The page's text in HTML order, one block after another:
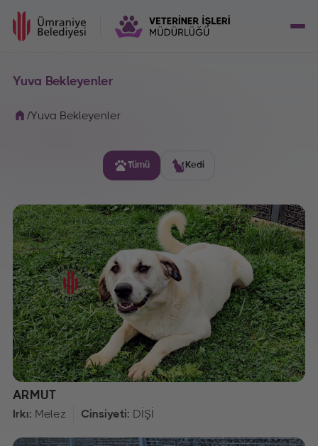
Yuva Bekleyenler
/Yuva Bekleyenler
Tümü Kedi
ARMUT
Irkı: Melez Cinsiyeti: DİŞİ